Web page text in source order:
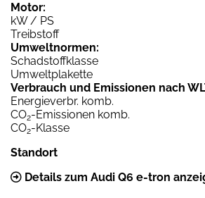
Motor:
kW / PS
Treibstoff
Umweltnormen:
Schadstoffklasse
Umweltplakette
Verbrauch und Emissionen nach
Energieverbr. komb.
CO2-Emissionen komb.
CO2-Klasse
Standort
Details zum Audi Q6 e-tron